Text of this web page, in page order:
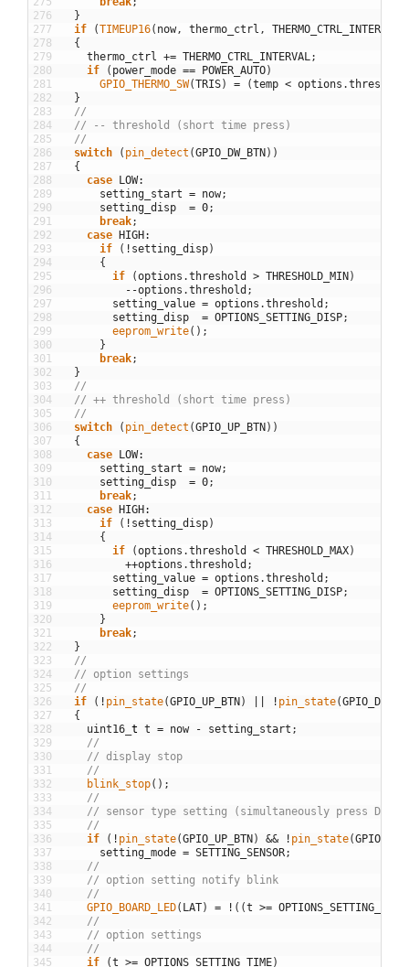
276
277
278
279
280
281
282
283
284
285
286
287
288
289
290
291
292
293
294
295
296
297
298
299
300
301
302
303
304
305
306
307
308
309
310
311
312
313
314
315
316
317
318
319
320
321
322
323
324
325
326
327
328
329
330
331
332
333
334
335
336
337
338
339
340
341
342
343
344
345
}
if
(TIMEUP16( now, thermo_ctrl , THERMO_CTRL_INTERVAL
{
thermo_ctrl
+= THERMO_CTRL_INTERVAL ;
if
( power_mode == POWER_AUTO)
GPIO_THERMO_SW(TRIS) = (temp < options .threshold
}
//
// -- threshold (short time press)
//
switch
( pin_detect (GPIO_DW_BTN) )
{
case LOW:
setting_start = now;
setting_disp
= 0;
break;
case HIGH:
if
( ! setting_disp)
{
if
(options .threshold > THRESHOLD_MIN)
--options .threshold ;
setting_value = options .threshold ;
setting_disp
= OPTIONS_SETTING_DISP;
eeprom_write( ) ;
}
break;
}
//
// ++ threshold (short time press)
//
switch
( pin_detect (GPIO_UP_BTN) )
{
case LOW:
setting_start = now;
setting_disp
= 0;
break;
case HIGH:
if
( ! setting_disp)
{
if
(options .threshold < THRESHOLD_MAX)
++options .threshold ;
setting_value = options .threshold ;
setting_disp
= OPTIONS_SETTING_DISP;
eeprom_write( ) ;
}
break;
}
//
// option settings
//
if
( ! pin_state(GPIO_UP_BTN) ! pin_state(
{
uint16 t t = now - setting_start ;
//
// display stop
//
blink_stop( ) ;
//
// sensor type setting (simultaneously press DW
//
if
( ! pin_state(GPIO_UP_BTN) && ! pin_state(
setting_mode = SETTING_SENSOR;
//
// option setting notify blink
//
GPIO_BOARD_LED( LAT) = ! ( (t >= OPTIONS_SETTING_TIME
//
// option settings
//
if
(t >= OPTIONS_SETTING_TIME)